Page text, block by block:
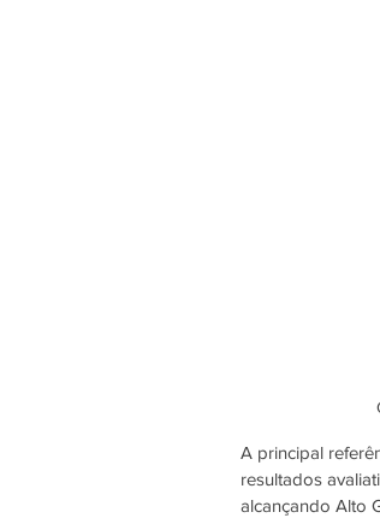
A principal
resultados
alcançando Alto